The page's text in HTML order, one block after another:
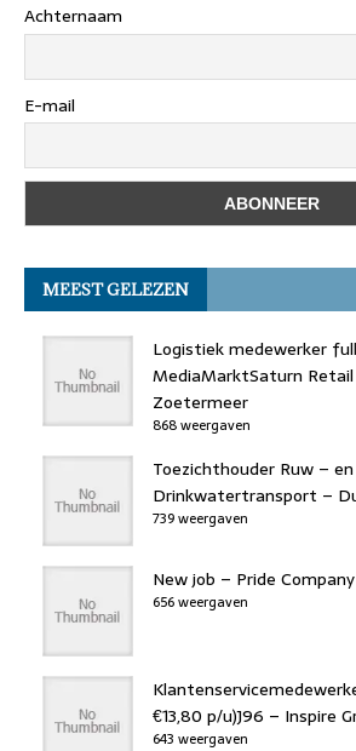
Achternaam
E-mail
MEEST GELEZEN
Logistiek medewerker
MediaMarktSaturn Retail
Zoetermeer
868 weergaven
Toezichthouder Ruw – en
Drinkwatertransport –
739 weergaven
New job – Pride
656 weergaven
€13,80 p/u)J96 – Inspire
643 weergaven